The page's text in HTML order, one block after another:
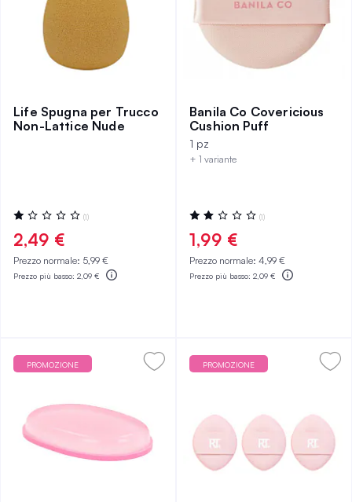
Life Spugna per Trucco
Non-Lattice Nude
Valutazione:
20%
(1)
2,49 €
Prezzo normale: 5,99 €
Prezzo più basso: 2,09 €
Banila Co Covericious
Cushion Puff
1 pz
+ 1 variante
Valutazione:
40%
(1)
1,99 €
Prezzo normale: 4,99 €
Prezzo più basso: 2,09 €
PROMOZIONE PROMOZIONE